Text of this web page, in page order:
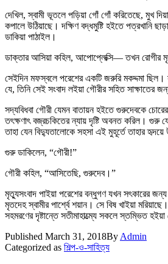
দেখিল, স্বামী ভূতলে পড়িয়া গোঁ গোঁ করিতেছে, মুখ
কপালে উঠিয়াছে। দক্ষিণ বদ্ধমুষ্টি হইতে পত্রখানি
ডাকিয়া পাঠাইল।
ডাক্তার আসিয়া কহিল, আপোপ্লেক্সি— তখন রোগীর
সেইদিন মফস্বলে পরেশের একটি জরুরি মকদ্দমা ছিল।
যে, তিনি সেই সংবাদ লইয়া গৌরীর সহিত সাক্ষাতের
সদ্যবিধবা গৌরী যেমন বাতায়ন হইতে গুরুদেবকে
তৎক্ষণাৎ বজ্রচকিতের ন্যায় দৃষ্টি অবনত করিল। গুরু
তাহা যেন বিদ্যুতালোকে সহসা এই মুহূর্তে তাহার
গুরু ডাকিলেন, “গৌরী!”
গৌরী কহিল, “আসিতেছি, গুরুদেব।”
মৃত্যুসংবাদ পাইয়া পরেশের বন্ধুগণ যখন সৎকারের
মৃতদেহ স্বামীর পার্শ্বে শয়ান। সে বিষ খাইয়া
সহমরণের দৃষ্টান্তে সতীমাহাত্ম্যে সকলে স্তম্ভিত
Published March 31, 2018By Admin
Categorized as শিল্প-ও-সাহিত্য